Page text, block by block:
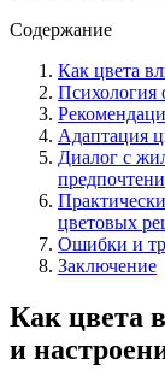
Содержание
Как цвета
Психология
Адаптация
Диалог с
цветовых
Ошибки и
Заключение
Как цвета
и